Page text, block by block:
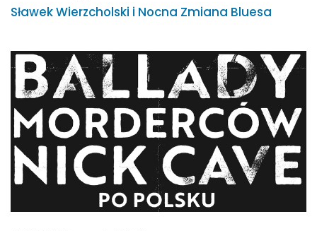
Sławek Wierzcholski i Nocna Zmiana Bluesa